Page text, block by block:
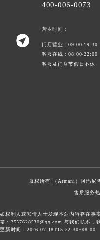
400-006-0073

营业时间：
门店营业：09:00-19:30
客服在线：08:00-22:00
客服及门店节假日不休
版权所有:（Armani） 阿玛尼
售后服务热
如权利人或知情人士发现本站内容存在事
箱：2557628530@qq.com 与我们联系，
更新时间：2026-07-18T15:52:30+08:00